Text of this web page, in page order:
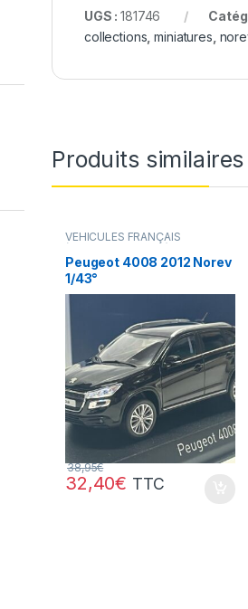
UGS :181746
collections,miniatures,
Produits similaires
VÉHICULES FRANÇAIS
(voitures,camions...)
Peugeot 4008 2012 Norev
1/43°
32,40€
38,95€
TTC